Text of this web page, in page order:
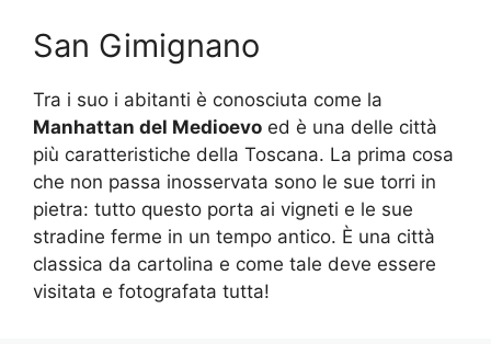
San Gimignano
Tra i suo i abitanti è conosciuta come la
Manhattan del Medioevo ed è una delle città
più caratteristiche della Toscana. La prima cosa
che non passa inosservata sono le sue torri in
pietra: tutto questo porta ai vigneti e le sue
stradine ferme in un tempo antico. È una città
classica da cartolina e come tale deve essere
visitata e fotografata tutta!